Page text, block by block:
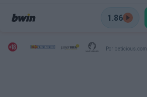
1.86
Por beticious.com